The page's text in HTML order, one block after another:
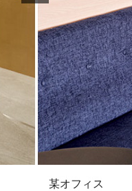
某オフィス